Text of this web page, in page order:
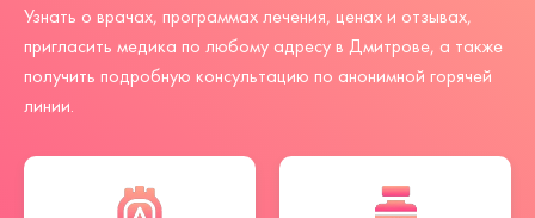
Узнать о врачах, программах лечения, ценах и отзывах,
пригласить медика по любому адресу в Дмитрове, а также
получить подробную консультацию по анонимной горячей
линии.